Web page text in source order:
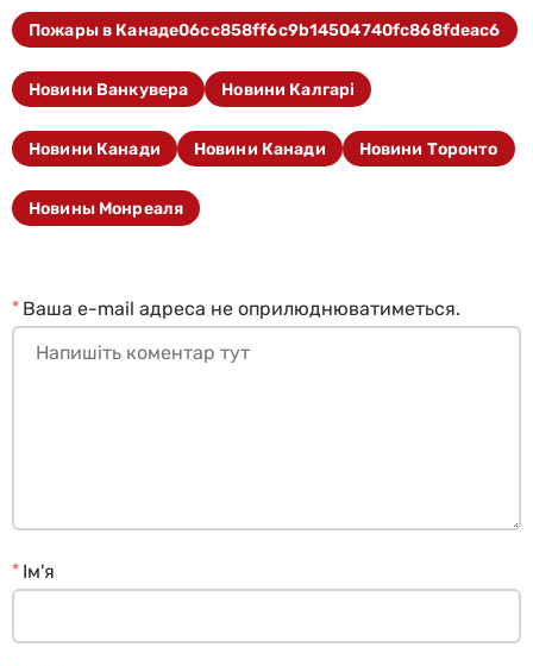
Пожары в Канаде06cc858ff6c9b14504740fc868fdeac6
Новини Ванкувера Новини Калгарі
Новини Канади Новини Канади Новини Торонто
Новины Монреаля
Ваша e-mail адреса не оприлюднюватиметься.
*
Ім'я
*